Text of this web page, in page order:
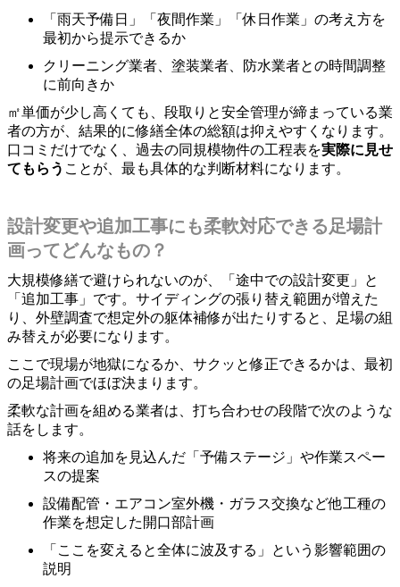
「雨天予備日」「夜間作業」「休日作業」の考え方を
最初から提示できるか
クリーニング業者、塗装業者、防水業者との時間調整
に前向きか
㎡単価が少し高くても、段取りと安全管理が締まっている業
者の方が、結果的に修繕全体の総額は抑えやすくなります。
口コミだけでなく、過去の同規模物件の工程表を実際に見せ
てもらう ことが、最も具体的な判断材料になります。
設計変更や追加工事にも柔軟対応できる足場計
画ってどんなもの？
大規模修繕で避けられないのが、「途中での設計変更」と
「追加工事」です。サイディングの張り替え範囲が増えた
り、外壁調査で想定外の躯体補修が出たりすると、足場の組
み替えが必要になります。
ここで現場が地獄になるか、サクッと修正できるかは、最初
の足場計画でほぼ決まります。
柔軟な計画を組める業者は、打ち合わせの段階で次のような
話をします。
将来の追加を見込んだ「予備ステージ」や作業スペー
スの提案
設備配管・エアコン室外機・ガラス交換など他工種の
作業を想定した開口部計画
「ここを変えると全体に波及する」という影響範囲の
説明